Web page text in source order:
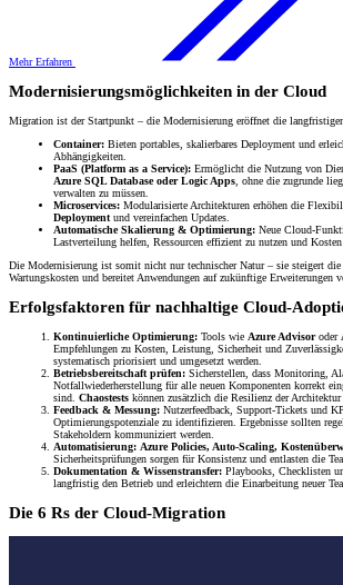
Mehr Erfahren
Modernisierungsmöglichkeiten in der Cloud
Migration ist der Startpunkt – die Modernisierung eröffnet die
Container: Bieten portables, skalierbares Deployment und
Abhängigkeiten.
PaaS (Platform as a Service): Ermöglicht die Nutzung von
Azure SQL Database oder Logic Apps, ohne die zugrunde
verwalten zu müssen.
Microservices: Modularisierte Architekturen erhöhen die
Deploymentund vereinfachen Updates.
Automatische Skalierung & Optimierung: Neue Cloud-
Lastverteilung helfen, Ressourcen effizient zu nutzen und Kosten
Die Modernisierung ist somit nicht nur technischer Natur – sie steigert
Wartungskosten und bereitet Anwendungen auf zukünftige Erweiterungen
Erfolgsfaktoren für nachhaltige Cloud-
Kontinuierliche Optimierung: Tools wie Azure Advisoroder
Empfehlungen zu Kosten, Leistung, Sicherheit und
systematisch priorisiert und umgesetzt werden.
Betriebsbereitschaft prüfen: Sicherstellen, dass Monitoring,
Notfallwiederherstellung für alle neuen Komponenten korrekt
sind. Chaostests können zusätzlich die Resilienz der Architektur
Feedback & Messung: Nutzerfeedback, Support-Tickets und
Optimierungspotenziale zu identifizieren. Ergebnisse sollten
Stakeholdern kommuniziert werden.
Automatisierung: Azure Policies, Auto-Scaling,
Sicherheitsprüfungen sorgen für Konsistenz und entlasten die
Dokumentation & Wissenstransfer: Playbooks, Checklisten
langfristig den Betrieb und erleichtern die Einarbeitung neuer
Die 6 Rs der Cloud-Migration